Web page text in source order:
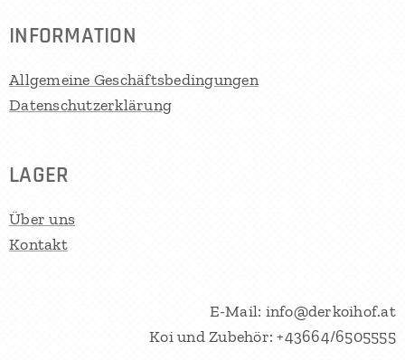
INFORMATION
Allgemeine Geschäftsbedingungen
Datenschutzerklärung
LAGER
Über uns
Kontakt
E-Mail: info@derkoihof.at
Koi und Zubehör: +43664/6505555